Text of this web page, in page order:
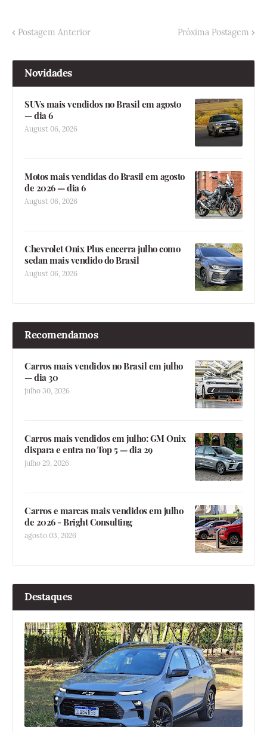
Postagem Anterior Próxima Postagem
Novidades
SUVs mais vendidos no Brasil em agosto
— dia 6
August 06, 2026
Motos mais vendidas do Brasil em agosto
de 2026 — dia 6
August 06, 2026
Chevrolet Onix Plus encerra julho como
sedan mais vendido do Brasil
August 06, 2026
Recomendamos
Carros mais vendidos no Brasil em julho
— dia 30
julho 30, 2026
Carros mais vendidos em julho: GM Onix
dispara e entra no Top 5 — dia 29
julho 29, 2026
Carros e marcas mais vendidos em julho
de 2026 - Bright Consulting
agosto 03, 2026
Destaques